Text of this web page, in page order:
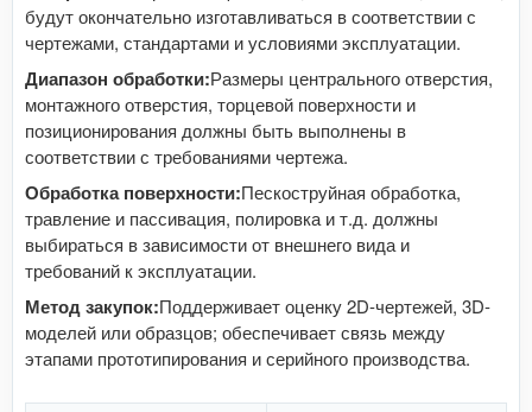
будут окончательно изготавливаться в соответствии с
чертежами, стандартами и условиями эксплуатации.
Диапазон обработки:Размеры центрального отверстия,
монтажного отверстия, торцевой поверхности и
позиционирования должны быть выполнены в
соответствии с требованиями чертежа.
Обработка поверхности:Пескоструйная обработка,
травление и пассивация, полировка и т.д. должны
выбираться в зависимости от внешнего вида и
требований к эксплуатации.
Метод закупок:Поддерживает оценку 2D-чертежей, 3D-
моделей или образцов; обеспечивает связь между
этапами прототипирования и серийного производства.